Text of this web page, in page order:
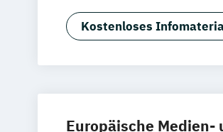
Kostenloses
Europäische Medien-